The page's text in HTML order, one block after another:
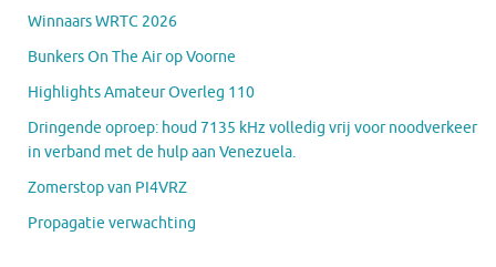
Winnaars WRTC 2026
Bunkers On The Air op Voorne
Highlights Amateur Overleg 110
Dringende oproep: houd 7135 kHz volledig vrij voor noodverkeer
in verband met de hulp aan Venezuela.
Zomerstop van PI4VRZ
Propagatie verwachting